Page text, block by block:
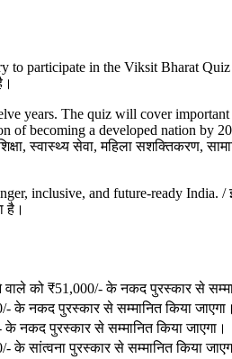
participate in the Viksit Bharat Quiz
years. The quiz will cover important
of becoming a developed nation by
स्वास्थ्य सेवा, महिला सशक्तिकरण,
inclusive, and future-ready India. /
है।
को ₹51,000/- के नकद पुरस्कार से
के नकद पुरस्कार से सम्मानित किया जाएगा।
नकद पुरस्कार से सम्मानित किया जाएगा।
सांत्वना पुरस्कार से सम्मानित किया